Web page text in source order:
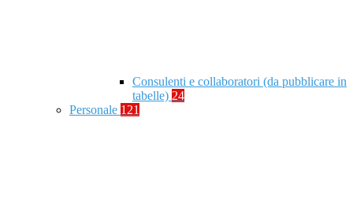
Consulenti e collaboratori (da pubblicare in
tabelle) 24
Personale 121